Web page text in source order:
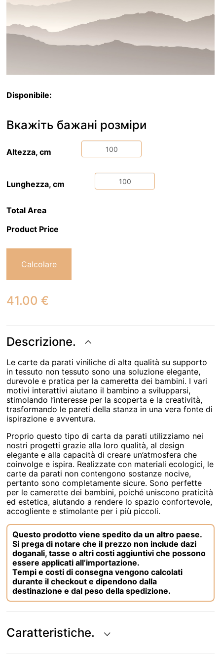
Disponibile:
Вкажіть бажані розміри
Altezza, cm
Lunghezza, cm
Total Area
Product Price
Calcolare
41.00€
Descrizione.
Le carte da parati viniliche di alta qualità su supporto
in tessuto non tessuto sono una soluzione elegante,
durevole e pratica per la cameretta dei bambini. I vari
motivi interattivi aiutano il bambino a svilupparsi,
stimolando l’interesse per la scoperta e la creatività,
trasformando le pareti della stanza in una vera fonte di
ispirazione e avventura.
Proprio questo tipo di carta da parati utilizziamo nei
nostri progetti grazie alla loro qualità, al design
elegante e alla capacità di creare un’atmosfera che
coinvolge e ispira. Realizzate con materiali ecologici, le
carte da parati non contengono sostanze nocive,
pertanto sono completamente sicure. Sono perfette
per le camerette dei bambini, poiché uniscono praticità
ed estetica, aiutando a rendere lo spazio confortevole,
accogliente e stimolante per i più piccoli.
Questo prodotto viene spedito da un altro paese.
Si prega di notare che il prezzo non include dazi
doganali, tasse o altri costi aggiuntivi che possono
essere applicati all’importazione.
Tempi e costi di consegna vengono calcolati
durante il checkout e dipendono dalla
destinazione e dal peso della spedizione.
Caratteristiche.